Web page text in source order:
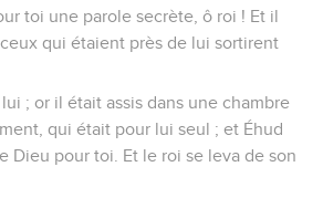
toi une parole secrète, ô roi ! Et il
qui étaient près de lui sortirent
; or il était assis dans une chambre
qui était pour lui seul ; et Éhud
Dieu pour toi. Et le roi se leva de son